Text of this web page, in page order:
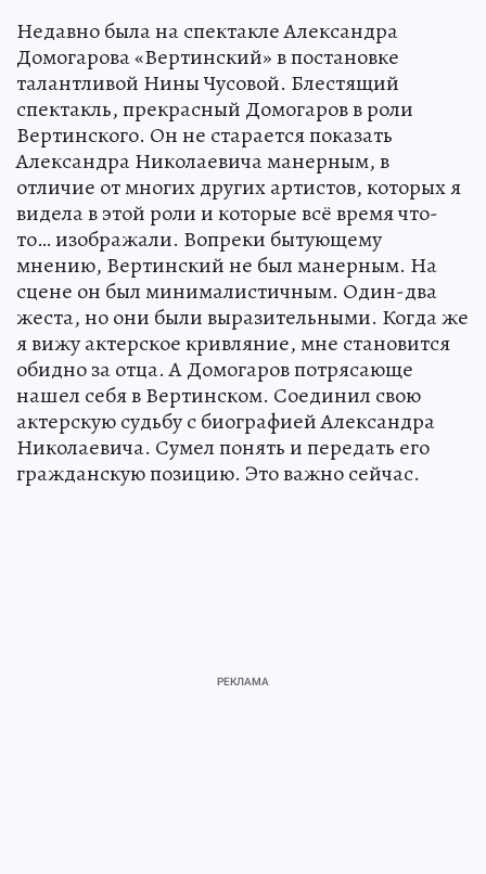
Недавно была на спектакле Александра
Домогарова «Вертинский» в постановке
талантливой Нины Чусовой. Блестящий
спектакль, прекрасный Домогаров в роли
Вертинского. Он не старается показать
Александра Николаевича манерным, в
отличие от многих других артистов, которых я
видела в этой роли и которые всё время что-
то… изображали. Вопреки бытующему
мнению, Вертинский не был манерным. На
сцене он был минималистичным. Один-два
жеста, но они были выразительными. Когда же
я вижу актерское кривляние, мне становится
обидно за отца. А Домогаров потрясающе
нашел себя в Вертинском. Соединил свою
актерскую судьбу с биографией Александра
Николаевича. Сумел понять и передать его
гражданскую позицию. Это важно сейчас.